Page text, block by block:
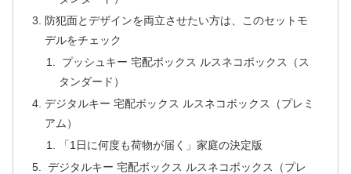
防犯面とデザインを両立させたい方は、このセットモ
デルをチェック
プッシュキー 宅配ボックス ルスネコボックス（ス
タンダード）
デジタルキー 宅配ボックス ルスネコボックス（プレミ
アム）
「1日に何度も荷物が届く」家庭の決定版
デジタルキー 宅配ボックス ルスネコボックス（プレ